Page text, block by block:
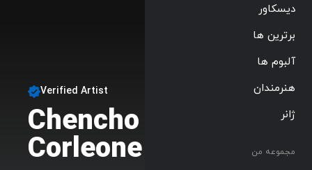
دیسکاور
برترین ها
آلبوم ها
هنرمندان
ژانر
مجموعه من
Verified Artist
Chencho
Corleone